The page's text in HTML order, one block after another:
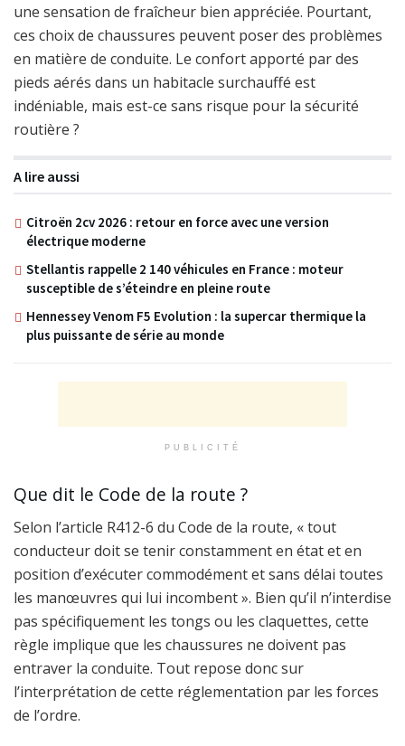
une sensation de fraîcheur bien appréciée. Pourtant,
ces choix de chaussures peuvent poser des problèmes
en matière de conduite. Le confort apporté par des
pieds aérés dans un habitacle surchauffé est
indéniable, mais est-ce sans risque pour la sécurité
routière ?
A lire aussi
Citroën 2cv 2026 : retour en force avec une version
électrique moderne
Stellantis rappelle 2 140 véhicules en France : moteur
susceptible de s’éteindre en pleine route
Hennessey Venom F5 Evolution : la supercar thermique la
plus puissante de série au monde
PUBLICITÉ
Que dit le Code de la route ?
Selon l’article R412-6 du Code de la route, « tout
conducteur doit se tenir constamment en état et en
position d’exécuter commodément et sans délai toutes
les manœuvres qui lui incombent ». Bien qu’il n’interdise
pas spécifiquement les tongs ou les claquettes, cette
règle implique que les chaussures ne doivent pas
entraver la conduite. Tout repose donc sur
l’interprétation de cette réglementation par les forces
de l’ordre.